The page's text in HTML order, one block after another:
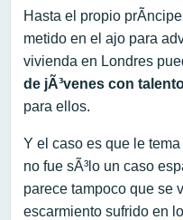
Hasta el propio
metido en el ajo para
vivienda en Londres
de jÃ³venes con
para ellos.
Y el caso es que le
no fue sÃ³lo un caso
parece tampoco que se
escarmiento sufrido en